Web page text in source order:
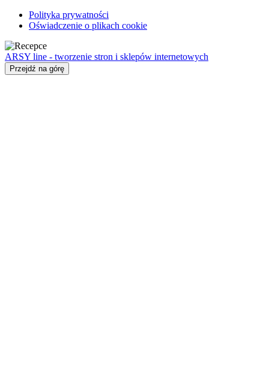
Polityka prywatności
Oświadczenie o plikach cookie
ARSY line - tworzenie stron i sklepów internetowych
Przejdź na górę